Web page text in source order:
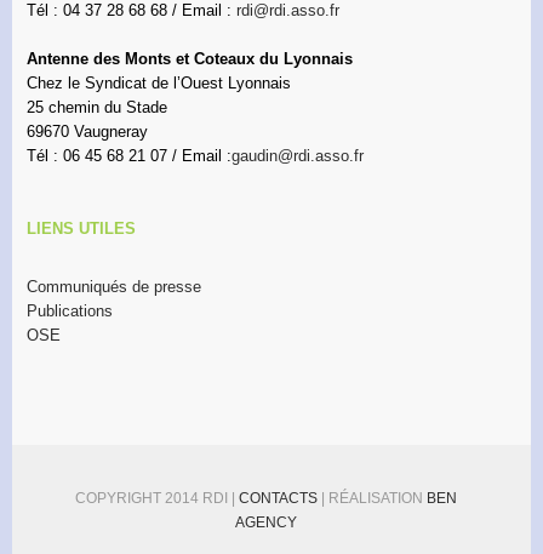
Tél : 04 37 28 68 68 / Email : rdi@rdi.asso.fr
Antenne des Monts et Coteaux du Lyonnais
Chez le Syndicat de l’Ouest Lyonnais
25 chemin du Stade
69670 Vaugneray
Tél : 06 45 68 21 07 / Email :gaudin@rdi.asso.fr
LIENS UTILES
Communiqués de presse
Publications
OSE
COPYRIGHT 2014 RDI | CONTACTS | RÉALISATION BEN
AGENCY